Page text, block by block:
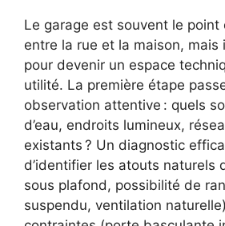
Le garage est souvent le point
entre la rue et la maison, mais
pour devenir un espace
utilité. La première étape
observation attentive : quels
d’eau, endroits lumineux,
existants ? Un diagnostic
d’identifier les atouts naturels
sous plafond, possibilité de
suspendu, ventilation